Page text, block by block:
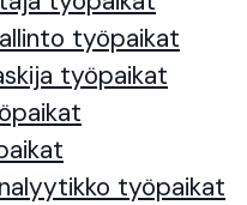
työpaikat
työpaikat
työpaikat